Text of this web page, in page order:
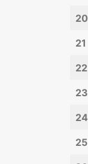
20
21
22
23
24
25